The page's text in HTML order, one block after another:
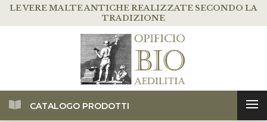
LE VERE MALTE ANTICHEREALIZZATE SECONDO LA
TRADIZIONE
CATALOGO PRODOTTI